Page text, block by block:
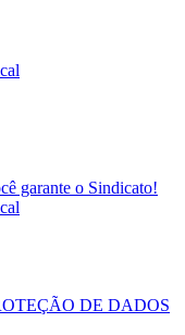
garante o Sindicato!
DE DADOS